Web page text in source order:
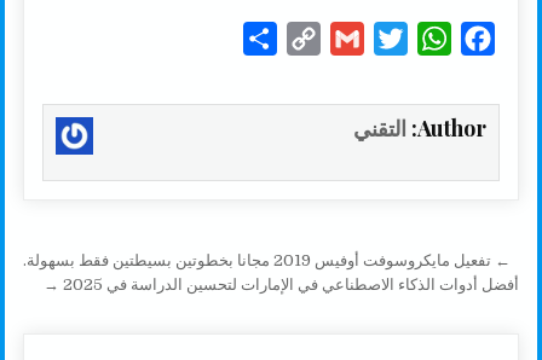
c
e
k
W
a
t
p
i
t
G
a
p
k
a
Author: التقني
تصفّح المقالات
← تفعيل مايكروسوفت أوفيس 2019 مجانا بخطوتين بسيطتين فقط بسهولة.
أفضل أدوات الذكاء الاصطناعي في الإمارات لتحسين الدراسة في 2025 →